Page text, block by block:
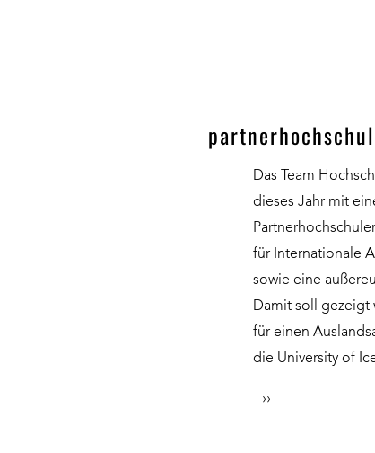
Das Team
dieses Jahr mit
für Internationale
sowie eine
Damit soll gezeigt
für einen
die University of
››